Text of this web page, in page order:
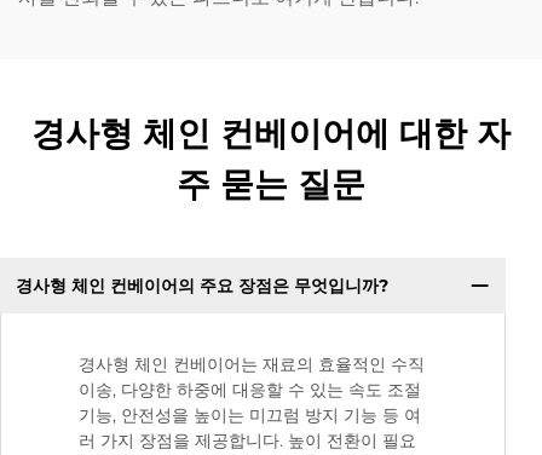
경사형 체인 컨베이어에 대한 자
주 묻는 질문
경사형 체인 컨베이어의 주요 장점은 무엇입니까?
경사형 체인 컨베이어는 재료의 효율적인 수직
이송, 다양한 하중에 대응할 수 있는 속도 조절
기능, 안전성을 높이는 미끄럼 방지 기능 등 여
러 가지 장점을 제공합니다. 높이 전환이 필요